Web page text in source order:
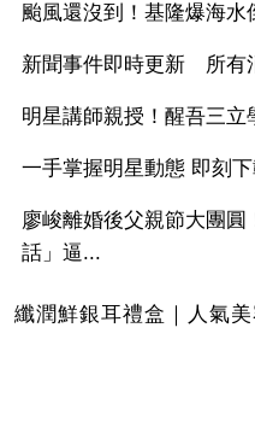
颱風還沒到！基隆爆海水
新聞事件即時更新 所有
明星講師親授！醒吾三立
一手掌握明星動態 即刻
廖峻離婚後父親節大團
話」逼...
纖潤鮮銀耳禮盒｜人氣